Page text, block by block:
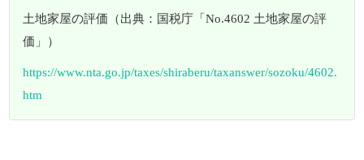
土地家屋の評価（出典：国税庁「No.4602 土地家屋の評
価」）
https://www.nta.go.jp/taxes/shiraberu/taxanswer/sozoku/4602.
htm